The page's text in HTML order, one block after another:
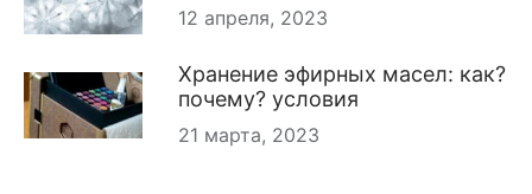
12 апреля, 2023
Хранение эфирных масел: как?
почему? условия
21 марта, 2023